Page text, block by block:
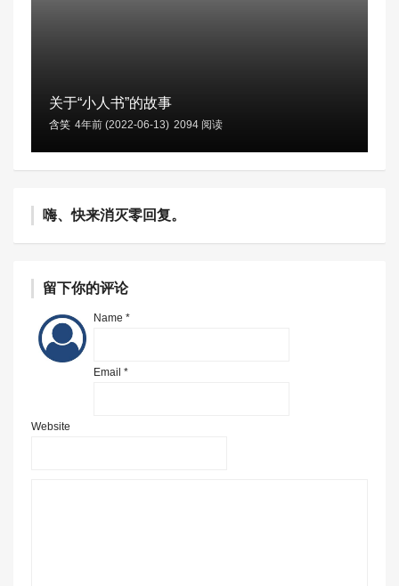
关于“小人书”的故事
含笑 4年前 (2022-06-13) 2094 阅读
嗨、快来消灭零回复。
留下你的评论
Name *
Email *
Website